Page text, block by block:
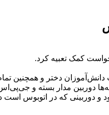
کمک تعبیه کرد.
دوربین مدار بسته و
و دوربینی که در